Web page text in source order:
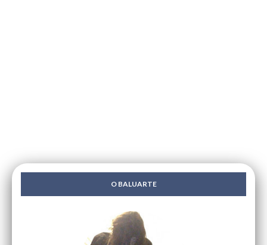
O BALUARTE